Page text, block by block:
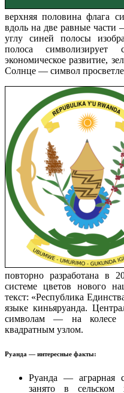
верхняя половина флага
вдоль на две равные
углу синей полосы
полоса
экономическое развитие,
Солнце — символ
повторно разработана в
системе цветов нового
текст: «Республика
языке киньяруанда.
символам — на колесе
квадратным узлом.
Руанда — интересные факты:
Руанда — аграрная
занято в сельском